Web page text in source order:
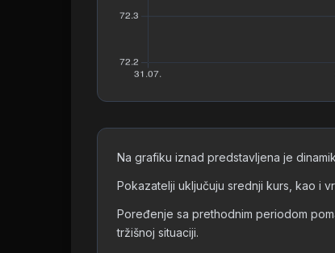
Na grafiku iznad predstavljena je
Pokazatelji uključuju srednji kurs, kao i
Poređenje sa prethodnim periodom
tržišnoj situaciji.